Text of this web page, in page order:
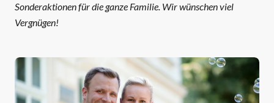
Sonderaktionen für die ganze Familie. Wir wünschen viel
Vergnügen!